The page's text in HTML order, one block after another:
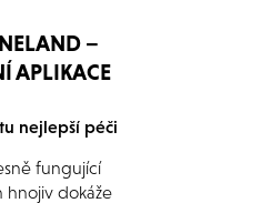
–
APLIKACE
nejlepší péči
fungující
hnojiv dokáže